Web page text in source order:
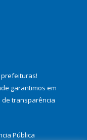
!
garantimos em
de transparência
Pública